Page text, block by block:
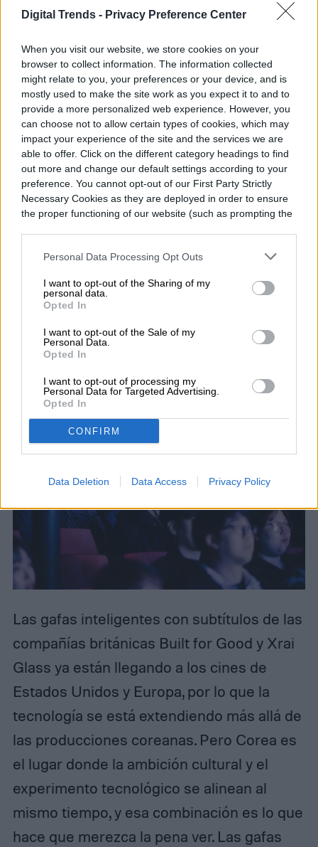
Digital Trends - Privacy Preference Center
When you visit our website, we store cookies on your
browser to collect information. The information collected
might relate to you, your preferences or your device, and is
mostly used to make the site work as you expect it to and to
provide a more personalized web experience. However, you
can choose not to allow certain types of cookies, which may
impact your experience of the site and the services we are
able to offer. Click on the different category headings to find
out more and change our default settings according to your
preference. You cannot opt-out of our First Party Strictly
Necessary Cookies as they are deployed in order to ensure
the proper functioning of our website (such as prompting the
Personal Data Processing Opt Outs
I want to opt-out of the Sharing of my
personal data.
Opted In
I want to opt-out of the Sale of my
Personal Data.
Opted In
I want to opt-out of processing my
Personal Data for Targeted Advertising.
Opted In
CONFIRM
Data Deletion Data Access Privacy Policy
Las normas sindicales en Nueva York, por
ejemplo, probablemente empujarían una
temporada en Broadway de una producción
coreana hacia una función en inglés,
independientemente de las gafas que lleve
el público. Pero investigadores y figuras del
sector en el extranjero están observando
con atención. Sarah Bay-Cheng, profesora
de tecnologías emergentes en teatro en la
caso de prueba significativo. Si las gafas
ganan popularidad allí, podrían abrir la
actuación en directo a públicos que antes
no tenían forma de entrar,
independientemente del idioma.
Las gafas inteligentes con subtítulos de las
compañías británicas Built for Good y Xrai
Glass ya están llegando a los cines de
Estados Unidos y Europa, por lo que la
tecnología se está extendiendo más allá de
las producciones coreanas. Pero Corea es
el lugar donde la ambición cultural y el
experimento tecnológico se alinean al
mismo tiempo, y esa combinación es lo que
hace que merezca la pena ver. Las gafas